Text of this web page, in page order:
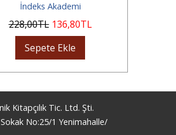
İndeks Akademi
228,00TL 136,80TL
Sepete Ekle
Kitapçılık Tic. Ltd. Şti.
No:25/1 Yenimahalle/